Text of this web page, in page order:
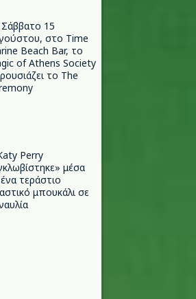
15
στο Time
Beach Bar, το
of Athens Society
το The
Perry
μέσα
τεράστιο
μπουκάλι σε